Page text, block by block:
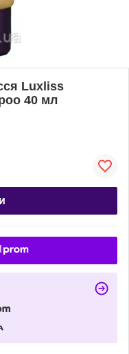
Luxliss
40 мл